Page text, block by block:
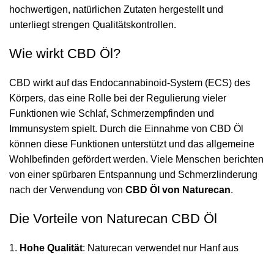
hochwertigen, natürlichen Zutaten hergestellt und
unterliegt strengen Qualitätskontrollen.
Wie wirkt CBD Öl?
CBD wirkt auf das Endocannabinoid-System (ECS) des
Körpers, das eine Rolle bei der Regulierung vieler
Funktionen wie Schlaf, Schmerzempfinden und
Immunsystem spielt. Durch die Einnahme von CBD Öl
können diese Funktionen unterstützt und das allgemeine
Wohlbefinden gefördert werden. Viele Menschen berichten
von einer spürbaren Entspannung und Schmerzlinderung
nach der Verwendung von CBD Öl von Naturecan.
Die Vorteile von Naturecan CBD Öl
Hohe Qualität: Naturecan verwendet nur Hanf aus